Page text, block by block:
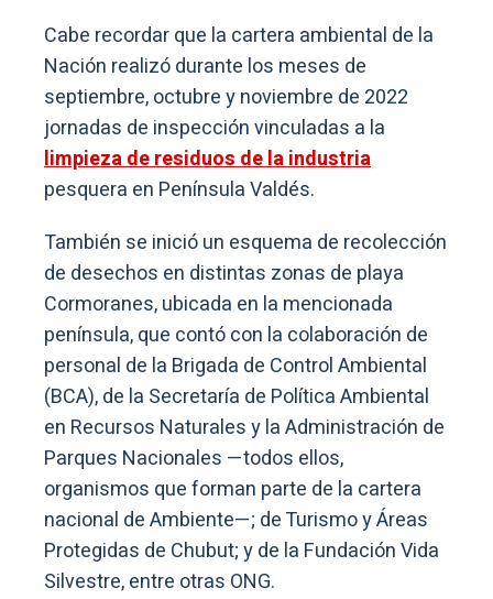
Cabe recordar que la cartera ambiental de la
Nación realizó durante los meses de
septiembre, octubre y noviembre de 2022
jornadas de inspección vinculadas a la
limpieza de residuos de la industria
pesquera en Península Valdés.
También se inició un esquema de recolección
de desechos en distintas zonas de playa
Cormoranes, ubicada en la mencionada
península, que contó con la colaboración de
personal de la Brigada de Control Ambiental
(BCA), de la Secretaría de Política Ambiental
en Recursos Naturales y la Administración de
Parques Nacionales —todos ellos,
organismos que forman parte de la cartera
nacional de Ambiente—; de Turismo y Áreas
Protegidas de Chubut; y de la Fundación Vida
Silvestre, entre otras ONG.